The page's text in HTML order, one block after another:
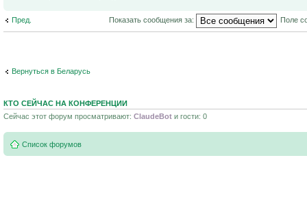
Пред. Показать сообщения за: Поле
Вернуться в Беларусь
КТО СЕЙЧАС НА КОНФЕРЕНЦИИ
Сейчас этот форум просматривают: ClaudeBot и гости: 0
Список форумов